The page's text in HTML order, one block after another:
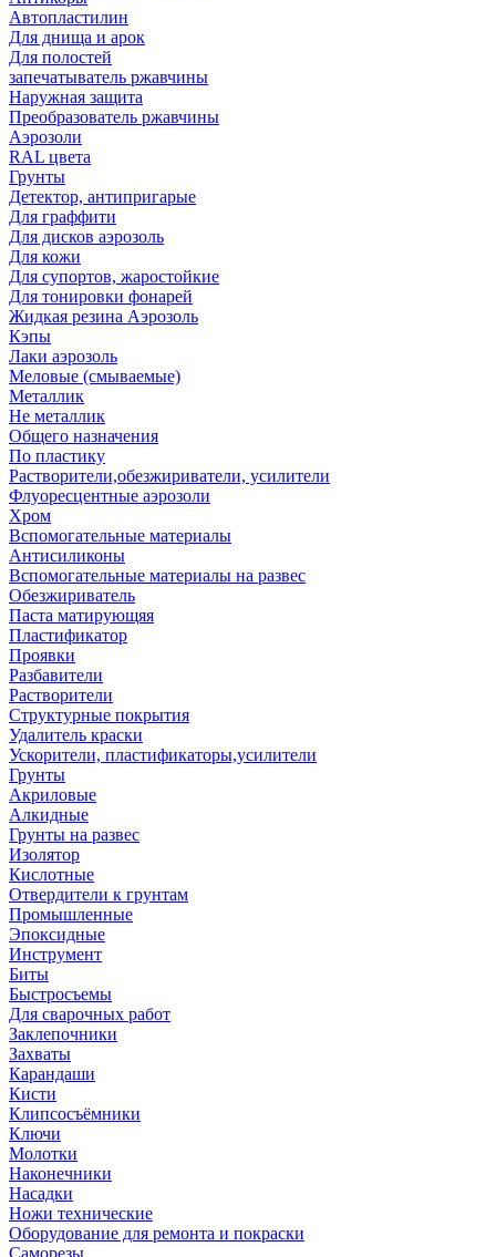
Автопластилин
Для днища и арок
Для полостей
запечатыватель ржавчины
Наружная защита
Преобразователь ржавчины
Аэрозоли
RAL цвета
Грунты
Детектор, антипригарые
Для граффити
Для дисков аэрозоль
Для кожи
Для супортов, жаростойкие
Для тонировки фонарей
Жидкая резина Аэрозоль
Кэпы
Лаки аэрозоль
Меловые (смываемые)
Металлик
Не металлик
Общего назначения
По пластику
Растворители,обезжириватели, усилители
Флуоресцентные аэрозоли
Хром
Вспомогательные материалы
Антисиликоны
Вспомогательные материалы на развес
Обезжириватель
Паста матирующяя
Пластификатор
Проявки
Разбавители
Растворители
Структурные покрытия
Удалитель краски
Ускорители, пластификаторы,усилители
Грунты
Акриловые
Алкидные
Грунты на развес
Изолятор
Кислотные
Отвердители к грунтам
Промышленные
Эпоксидные
Инструмент
Биты
Быстросъемы
Для сварочных работ
Заклепочники
Захваты
Карандаши
Кисти
Клипсосъёмники
Ключи
Молотки
Наконечники
Насадки
Ножи технические
Оборудование для ремонта и покраски
Саморезы